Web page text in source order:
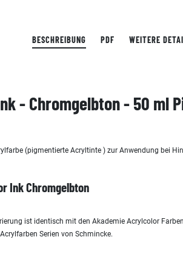
BESCHREIBUNG PDF WEITERE
- Chromgelbton - 50 ml
(pigmentierte Acryltinte ) zur Anwendung bei
InkChromgelbton
ist identisch mit den Akademie Acrylcolor
Serien von Schmincke.